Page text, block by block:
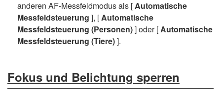
anderen AF-Messfeldmodus als [Automatische
Messfeldsteuerung ], [Automatische
Messfeldsteuerung (Personen)] oder [Automatische
Messfeldsteuerung (Tiere)].
Fokus und Belichtung sperren